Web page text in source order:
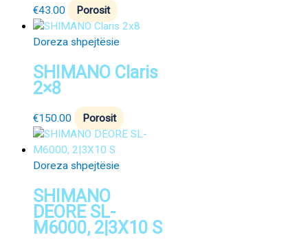
€43.00 Porosit
Doreza shpejtësie
SHIMANO Claris
2×8
€150.00 Porosit
Doreza shpejtësie
SHIMANO
DEORE SL-
M6000, 2|3X10 S